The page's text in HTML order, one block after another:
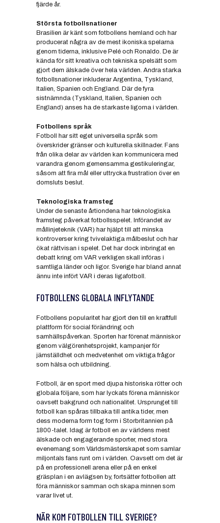
fjärde år.
Största fotbollsnationer
Brasilien är känt som fotbollens hemland och har
producerat några av de mest ikoniska spelarna
genom tiderna, inklusive Pelé och Ronaldo. De är
kända för sitt kreativa och tekniska spelsätt som
gjort dem älskade över hela världen. Andra starka
fotbollsnationer inkluderar Argentina, Tyskland,
Italien, Spanien och England. Där de fyra
sistnämnda (Tyskland, Italien, Spanien och
England) anses ha de starkaste ligorna i världen.
Fotbollens språk
Fotboll har sitt eget universella språk som
överskrider gränser och kulturella skillnader. Fans
från olika delar av världen kan kommunicera med
varandra genom gemensamma gestikuleringar,
såsom att fira mål eller uttrycka frustration över en
domsluts beslut.
Teknologiska framsteg
Under de senaste årtiondena har teknologiska
framsteg påverkat fotbollsspelet. Införandet av
mållinjeteknik (VAR) har hjälpt till att minska
kontroverser kring tvivelaktiga målbeslut och har
ökat rättvisan i spelet. Det har dock inbringat en
debatt kring om VAR verkligen skall införas i
samtliga länder och ligor. Sverige har bland annat
ännu inte infört VAR i deras ligafotboll.
FOTBOLLENS GLOBALA INFLYTANDE
Fotbollens popularitet har gjort den till en kraftfull
plattform för social förändring och
samhällspåverkan. Sporten har förenat människor
genom välgörenhetsprojekt, kampanjer för
jämställdhet och medvetenhet om viktiga frågor
som hälsa och utbildning.
Fotboll, är en sport med djupa historiska rötter och
globala följare, som har lyckats förena människor
oavsett bakgrund och nationalitet. Ursprunget till
fotboll kan spåras tillbaka till antika tider, men
dess moderna form tog form i Storbritannien på
1800-talet. Idag är fotboll en av världens mest
älskade och engagerande sporter, med stora
evenemang som Världsmästerskapet som samlar
miljontals fans runt om i världen. Oavsett om det är
på en professionell arena eller på en enkel
gräsplan i en avlägsen by, fortsätter fotbollen att
föra människor samman och skapa minnen som
varar livet ut.
NÄR KOM FOTBOLLEN TILL SVERIGE?